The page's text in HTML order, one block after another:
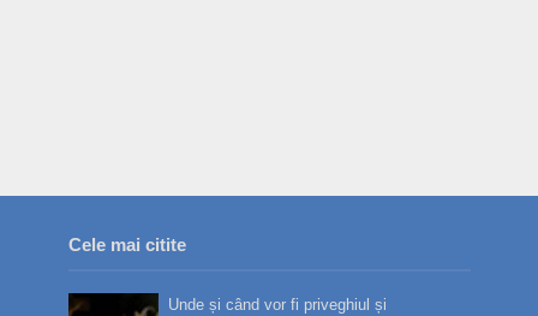
Cele mai citite
Unde și când vor fi priveghiul și